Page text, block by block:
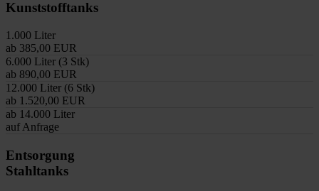
Kunststofftanks
1.000 Liter
ab 385,00 EUR
6.000 Liter (3 Stk)
ab 890,00 EUR
12.000 Liter (6 Stk)
ab 1.520,00 EUR
ab 14.000 Liter
auf Anfrage
Entsorgung
Stahltanks